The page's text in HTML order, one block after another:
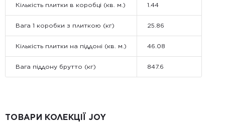
Кількість плитки в коробці (кв. м.) 1.44
Вага 1 коробки з плиткою (кг) 25.86
Кількість плитки на піддоні (кв. м.) 46.08
Вага піддону брутто (кг) 847.6
ТОВАРИ КОЛЕКЦІЇ JOY